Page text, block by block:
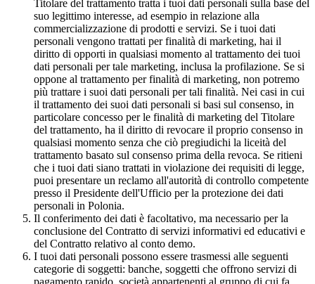
Titolare del trattamento tratta i tuoi dati personali sulla base del
suo legittimo interesse, ad esempio in relazione alla
commercializzazione di prodotti e servizi. Se i tuoi dati
personali vengono trattati per finalità di marketing, hai il
diritto di opporti in qualsiasi momento al trattamento dei tuoi
dati personali per tale marketing, inclusa la profilazione. Se si
oppone al trattamento per finalità di marketing, non potremo
più trattare i suoi dati personali per tali finalità. Nei casi in cui
il trattamento dei suoi dati personali si basi sul consenso, in
particolare concesso per le finalità di marketing del Titolare
del trattamento, ha il diritto di revocare il proprio consenso in
qualsiasi momento senza che ciò pregiudichi la liceità del
trattamento basato sul consenso prima della revoca. Se ritieni
che i tuoi dati siano trattati in violazione dei requisiti di legge,
puoi presentare un reclamo all'autorità di controllo competente
presso il Presidente dell'Ufficio per la protezione dei dati
personali in Polonia.
Il conferimento dei dati è facoltativo, ma necessario per la
conclusione del Contratto di servizi informativi ed educativi e
del Contratto relativo al conto demo.
I tuoi dati personali possono essere trasmessi alle seguenti
categorie di soggetti: banche, soggetti che offrono servizi di
pagamento rapido, società appartenenti al gruppo di cui fa